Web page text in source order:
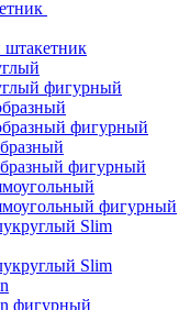
штакетник
фигурный
фигурный
фигурный
фигурный
Slim
Slim
фигурный